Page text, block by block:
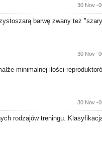
30 Nov -
barwę zwany też
30 Nov -
minimalnej ilości
30 Nov -
rodzajów treningu.